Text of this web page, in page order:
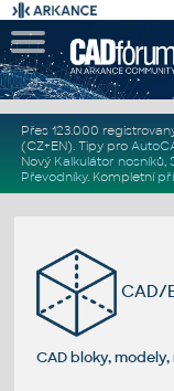
Přes 123.000
(CZ+EN). Tipy pro
Nový Kalkulátor nosníků,
Převodníky. Kompletní
CAD/
CAD bloky,